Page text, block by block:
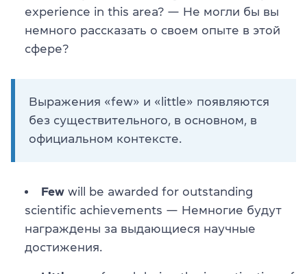
experience in this area? — Не могли бы вы
немного рассказать о своем опыте в этой
сфере?
Выражения «few» и «little» появляются
без существительного, в основном, в
официальном контексте.
Few will be awarded for outstanding
scientific achievements — Немногие будут
награждены за выдающиеся научные
достижения.